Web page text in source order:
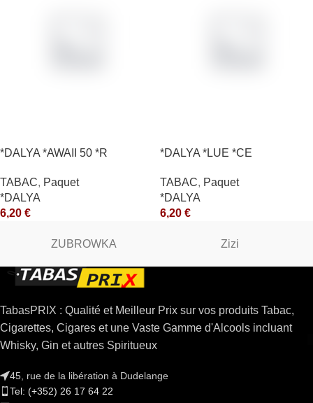
*DALYA *AWAII 50 *R
TABAC, Paquet
*DALYA
6,20 €
*DALYA *LUE *CE
TABAC, Paquet
*DALYA
6,20 €
ZUBROWKA Zizi
TabasPRIX : Qualité et Meilleur Prix sur vos produits Tabac,
Cigarettes, Cigares et une Vaste Gamme d'Alcools incluant
Whisky, Gin et autres Spiritueux
45, rue de la libération à Dudelange
Tel: (+352) 26 17 64 22